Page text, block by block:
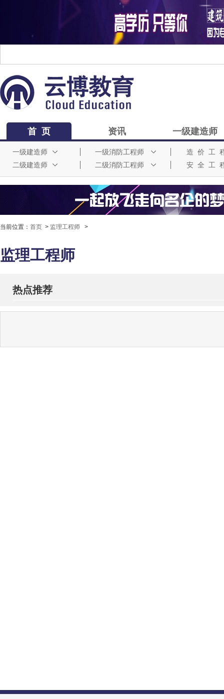
首 页
一级建造师 一级消防工程师
造 价 工
二级建造师
二级消防工程师 安 全 工
资讯 一级建造师
当前位置： 首页 > 监理工程师 >
监理工程师
热点推荐